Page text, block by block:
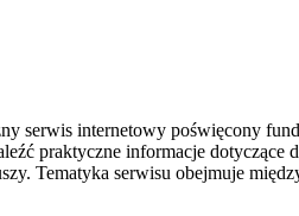
serwis internetowy poświęcony
praktyczne informacje dotyczące
Tematyka serwisu obejmuje